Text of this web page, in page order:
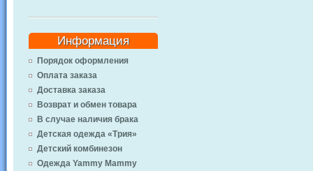
Информация
Порядок оформления
Оплата заказа
Доставка заказа
Возврат и обмен товара
В случае наличия брака
Детская одежда «Трия»
Детский комбинезон
Одежда Yammy Mammy